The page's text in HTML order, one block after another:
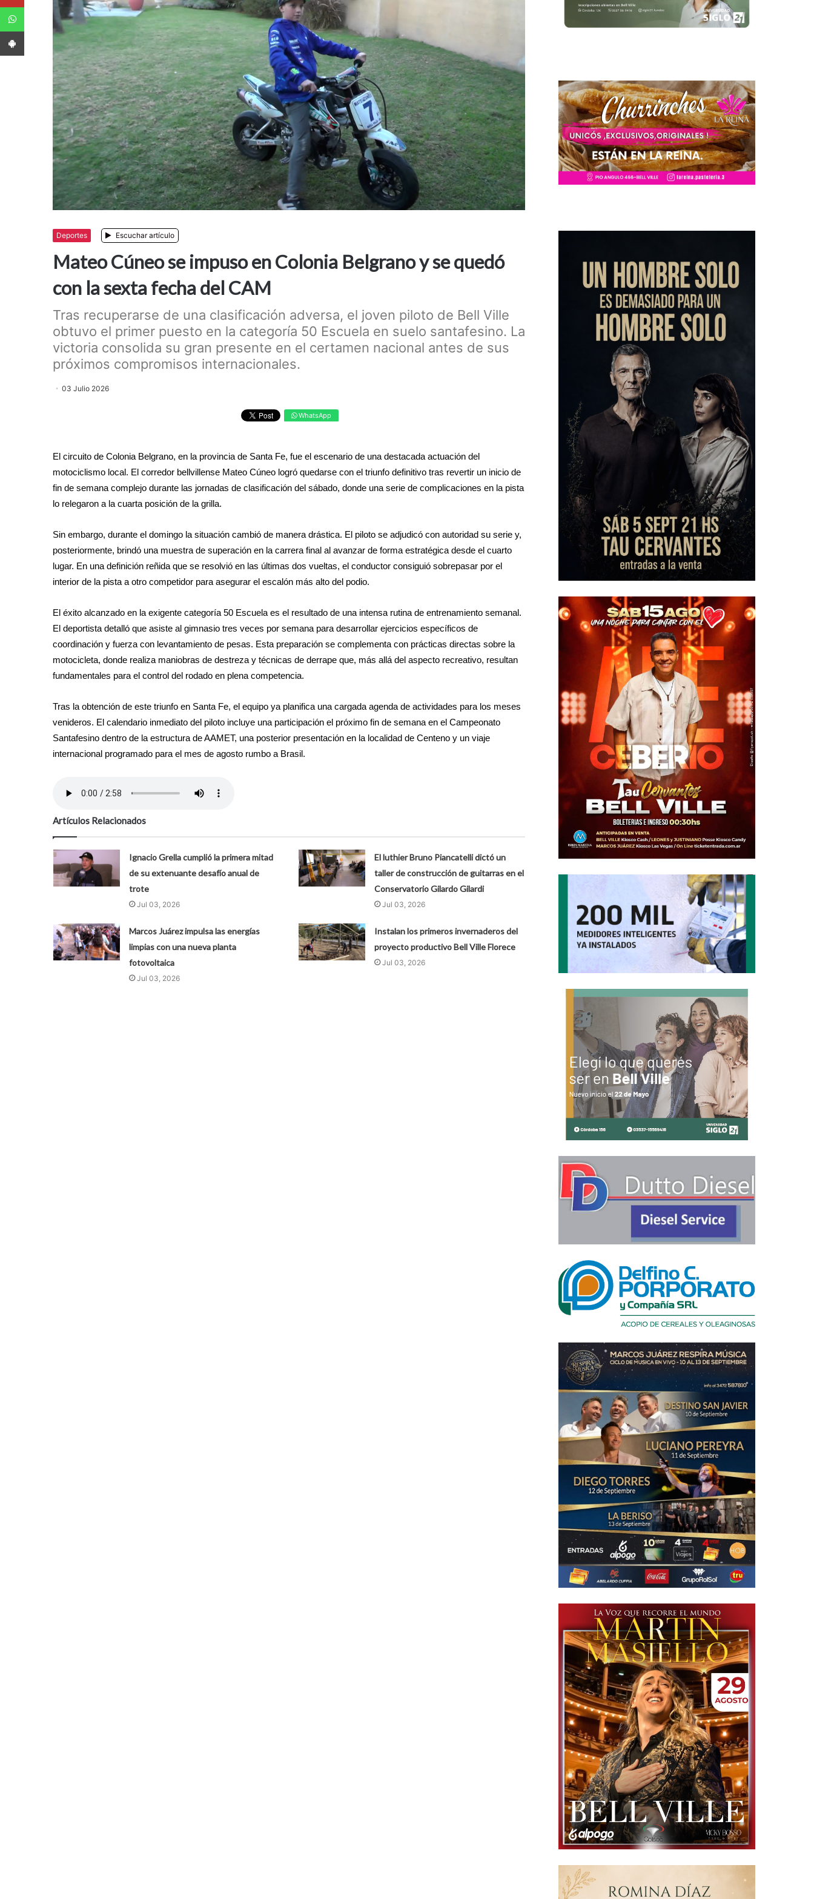
Deportes Escuchar artículo
Mateo Cúneo se impuso en Colonia Belgrano y se quedó
con la sexta fecha del CAM
Tras recuperarse de una clasificación adversa, el joven piloto de Bell Ville
obtuvo el primer puesto en la categoría 50 Escuela en suelo santafesino. La
victoria consolida su gran presente en el certamen nacional antes de sus
próximos compromisos internacionales.
03 Julio 2026
WhatsApp
El circuito de Colonia Belgrano, en la provincia de Santa Fe, fue el escenario de una destacada actuación del
motociclismo local. El corredor bellvillense Mateo Cúneo logró quedarse con el triunfo definitivo tras revertir un inicio de
fin de semana complejo durante las jornadas de clasificación del sábado, donde una serie de complicaciones en la pista
lo relegaron a la cuarta posición de la grilla.
Sin embargo, durante el domingo la situación cambió de manera drástica. El piloto se adjudicó con autoridad su serie y,
posteriormente, brindó una muestra de superación en la carrera final al avanzar de forma estratégica desde el cuarto
lugar. En una definición reñida que se resolvió en las últimas dos vueltas, el conductor consiguió sobrepasar por el
interior de la pista a otro competidor para asegurar el escalón más alto del podio.
El éxito alcanzado en la exigente categoría 50 Escuela es el resultado de una intensa rutina de entrenamiento semanal.
El deportista detalló que asiste al gimnasio tres veces por semana para desarrollar ejercicios específicos de
coordinación y fuerza con levantamiento de pesas. Esta preparación se complementa con prácticas directas sobre la
motocicleta, donde realiza maniobras de destreza y técnicas de derrape que, más allá del aspecto recreativo, resultan
fundamentales para el control del rodado en plena competencia.
Tras la obtención de este triunfo en Santa Fe, el equipo ya planifica una cargada agenda de actividades para los meses
venideros. El calendario inmediato del piloto incluye una participación el próximo fin de semana en el Campeonato
Santafesino dentro de la estructura de AAMET, una posterior presentación en la localidad de Centeno y un viaje
internacional programado para el mes de agosto rumbo a Brasil.
Artículos Relacionados
Ignacio Grella cumplió la primera mitad
de su extenuante desafío anual de
trote
Jul 03, 2026
El luthier Bruno Piancatelli dictó un
taller de construcción de guitarras en el
Conservatorio Gilardo Gilardi
Jul 03, 2026
Marcos Juárez impulsa las energías
limpias con una nueva planta
fotovoltaica
Jul 03, 2026
Instalan los primeros invernaderos del
proyecto productivo Bell Ville Florece
Jul 03, 2026
WhatsApp
App Android